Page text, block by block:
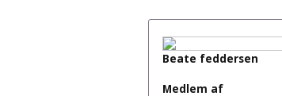
Beate feddersen
Medlem af